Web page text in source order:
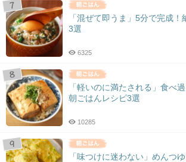
「混ぜて即うま」5分で完成
3選
6325
「軽いのに満たされる」食べ
朝ごはんレシピ3選
10285
「味つけに迷わない」めんつ